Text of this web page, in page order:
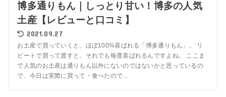
博多通りもん｜しっとり甘い！博多の人気
土産【レビューと口コミ】
2021.09.27
お土産で買っていくと、ほぼ100%喜ばれる「博多通りもん」。 リ
ピートで買って渡すと、それでも毎度喜ばれるんですよね。 ここま
で人気のお土産は通りもん以外にないのではないかと思っているの
で、今日は実際に買って・食べたので...